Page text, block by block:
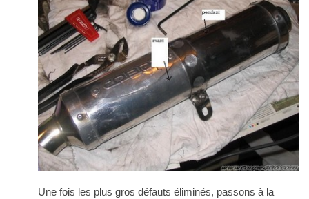
Une fois les plus gros défauts éliminés, passons à la